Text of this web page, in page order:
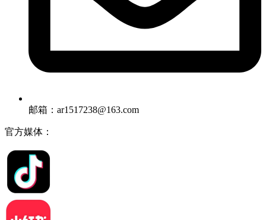
邮箱：ar1517238@163.com
官方媒体：